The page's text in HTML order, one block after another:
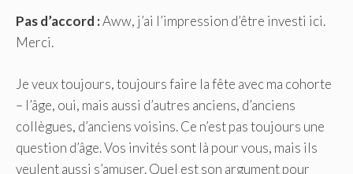
Pas d’accord :Aww, j’ai l’impression d’être investi ici.
Merci.
Je veux toujours, toujours faire la fête avec ma cohorte
– l’âge, oui, mais aussi d’autres anciens, d’anciens
collègues, d’anciens voisins. Ce n’est pas toujours une
question d’âge. Vos invités sont là pour vous, mais ils
veulent aussi s’amuser. Quel est son argument pour